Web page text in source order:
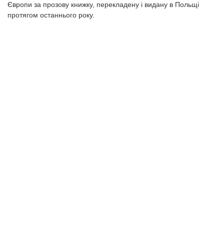
Європи за прозову книжку, перекладену і видану в Польщі
протягом останнього року.